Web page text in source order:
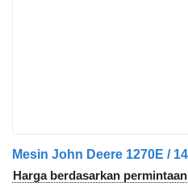
Harga berdasarkan permintaan